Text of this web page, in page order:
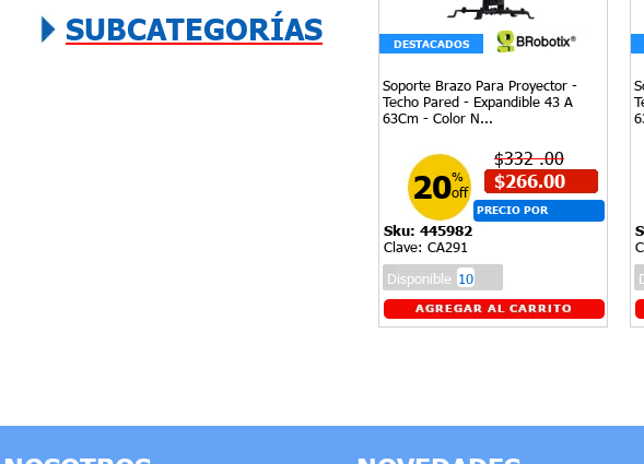
SUBCATEGORÍAS
Disponible 10
Sku: 445982
Clave: CA291
$266.00
PRECIO POR
$332 .00
Soporte Brazo Para Proyector -
Techo Pared - Expandible 43 A
63Cm - Color N...
DESTACADOS
20%
off